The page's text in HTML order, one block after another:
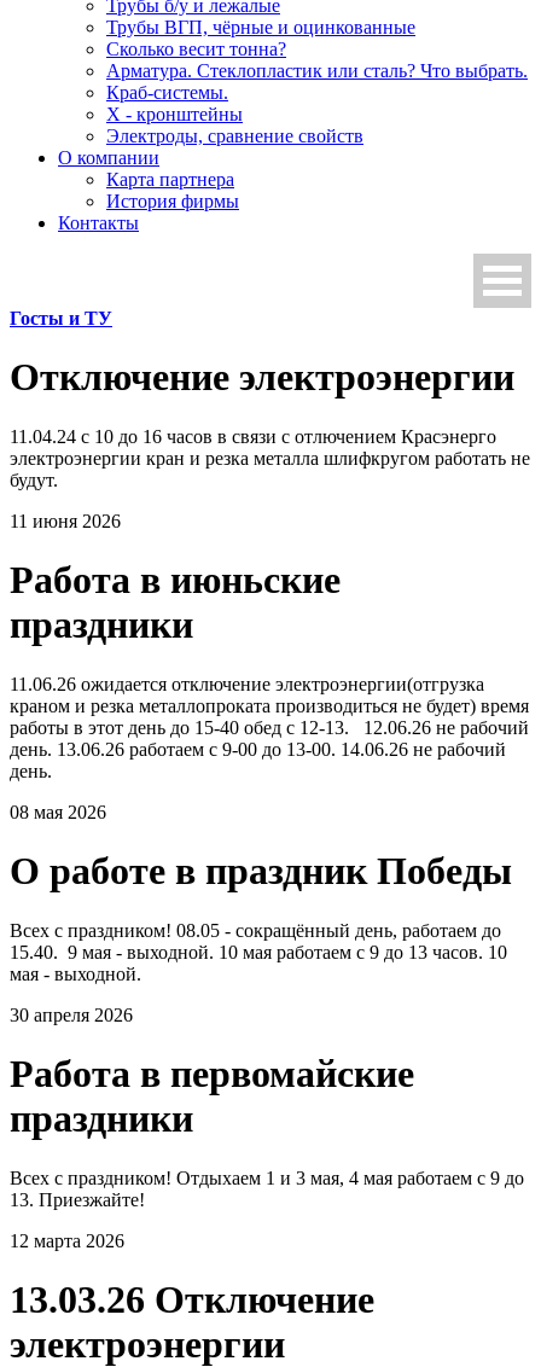
Трубы б/у и лежалые
Трубы ВГП, чёрные и оцинкованные
Сколько весит тонна?
Арматура. Стеклопластик или сталь? Что выбрать.
Краб-системы.
Х - кронштейны
Электроды, сравнение свойств
О компании
Карта партнера
История фирмы
Контакты
Госты и ТУ
Отключение электроэнергии
11.04.24 с 10 до 16 часов в связи с отлючением Красэнерго
электроэнергии кран и резка металла шлифкругом работать не
будут.
11 июня 2026
Работа в июньские
праздники
11.06.26 ожидается отключение электроэнергии(отгрузка
краном и резка металлопроката производиться не будет) время
работы в этот день до 15-40 обед с 12-13. 12.06.26 не рабочий
день. 13.06.26 работаем с 9-00 до 13-00. 14.06.26 не рабочий
день.
08 мая 2026
О работе в праздник Победы
Всех с праздником! 08.05 - сокращённый день, работаем до
15.40. 9 мая - выходной. 10 мая работаем с 9 до 13 часов. 10
мая - выходной.
30 апреля 2026
Работа в первомайские
праздники
Всех с праздником! Отдыхаем 1 и 3 мая, 4 мая работаем с 9 до
13. Приезжайте!
12 марта 2026
13.03.26 Отключение
электроэнергии